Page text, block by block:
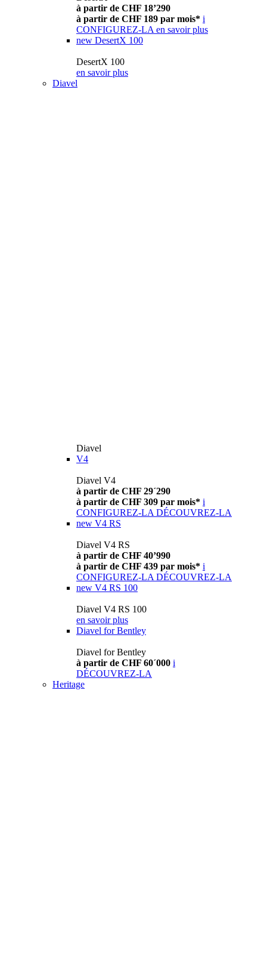
à partir de CHF 18’290
à partir de CHF 189 par mois* i
CONFIGUREZ-LA en savoir plus
new DesertX 100
DesertX 100
en savoir plus
Diavel
Diavel
V4
Diavel V4
à partir de CHF 29´290
à partir de CHF 309 par mois* i
CONFIGUREZ-LA DÉCOUVREZ-LA
new V4 RS
Diavel V4 RS
à partir de CHF 40’990
à partir de CHF 439 par mois* i
CONFIGUREZ-LA DÉCOUVREZ-LA
new V4 RS 100
Diavel V4 RS 100
en savoir plus
Diavel for Bentley
Diavel for Bentley
à partir de CHF 60´000 i
DÉCOUVREZ-LA
Heritage